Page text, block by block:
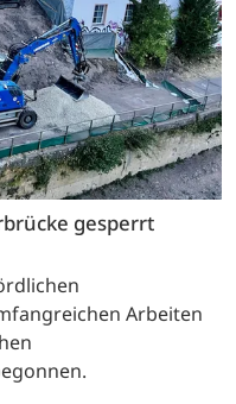
gesperrt
Arbeiten